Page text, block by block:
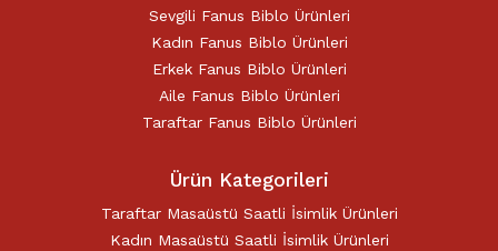
Sevgili Fanus Biblo Ürünleri
Kadın Fanus Biblo Ürünleri
Erkek Fanus Biblo Ürünleri
Aile Fanus Biblo Ürünleri
Taraftar Fanus Biblo Ürünleri
Ürün Kategorileri
Taraftar Masaüstü Saatli İsimlik Ürünleri
Kadın Masaüstü Saatli İsimlik Ürünleri